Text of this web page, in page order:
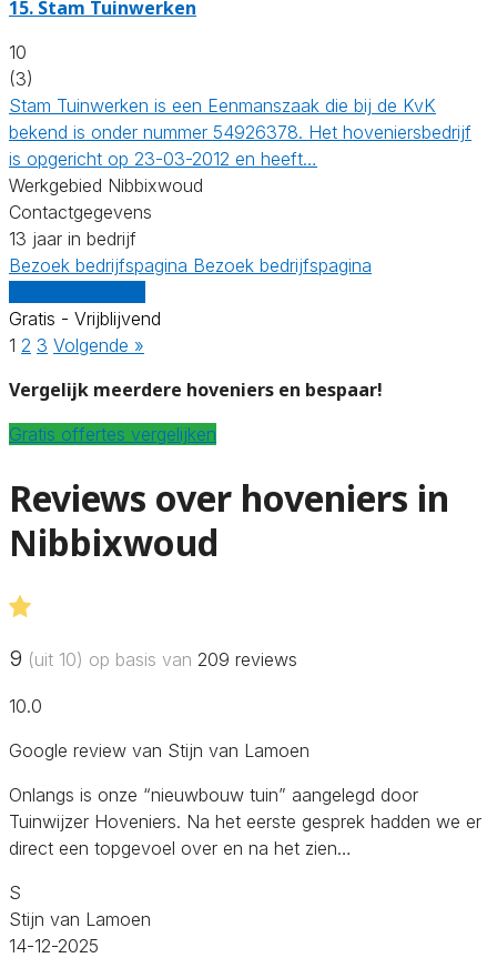
15. Stam Tuinwerken
10
(3)
Stam Tuinwerken is een Eenmanszaak die bij de KvK
bekend is onder nummer 54926378. Het hoveniersbedrijf
is opgericht op 23-03-2012 en heeft…
Werkgebied Nibbixwoud
Contactgegevens
13 jaar in bedrijf
Bezoek bedrijfspagina Bezoek bedrijfspagina
Gratis - Vrijblijvend
1 2 3 Volgende »
Vergelijk meerdere hoveniers en bespaar!
Gratis offertes vergelijken
Reviews over hoveniers in
Nibbixwoud
9 (uit 10) op basis van 209 reviews
10.0
Google review van Stijn van Lamoen
Onlangs is onze “nieuwbouw tuin” aangelegd door
Tuinwijzer Hoveniers. Na het eerste gesprek hadden we er
direct een topgevoel over en na het zien…
S
Stijn van Lamoen
14-12-2025